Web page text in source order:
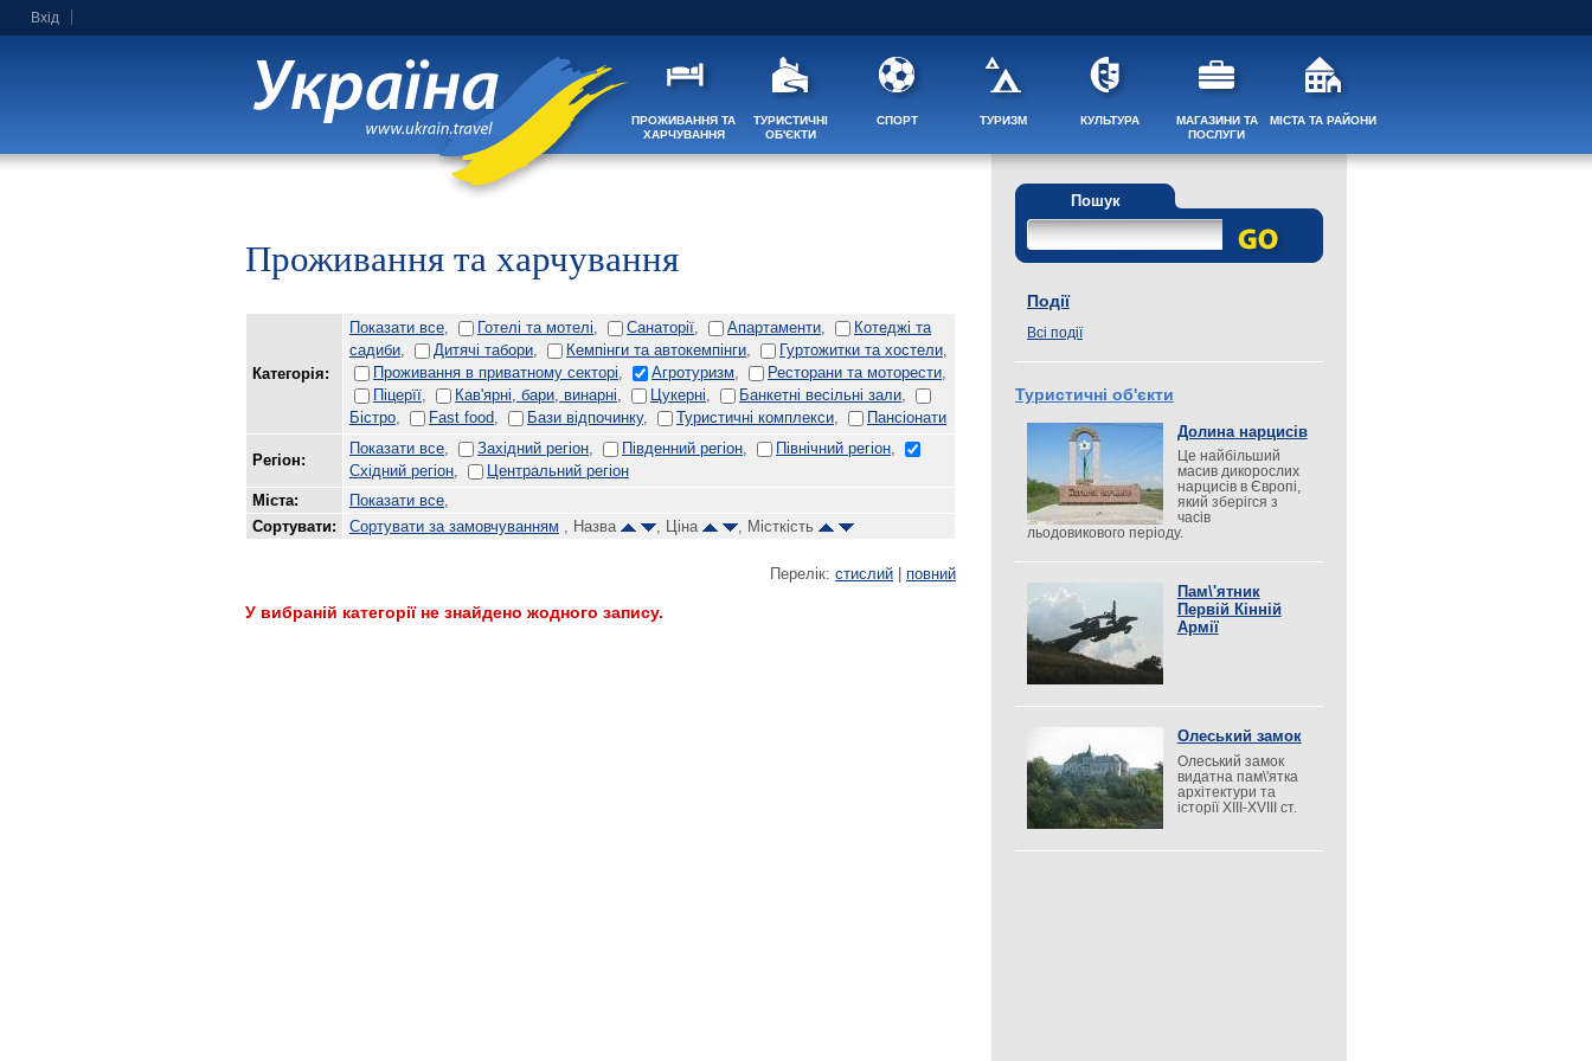
Вхід
ПРОЖИВАННЯ ТА
ХАРЧУВАННЯ
ТУРИСТИЧНІ
ОБ'ЄКТИ
СПОРТ ТУРИЗМ КУЛЬТУРА
МАГАЗИНИ ТА
ПОСЛУГИ
МІСТА ТА РАЙОНИ
Проживання та харчування
Категорія:
Показати все Готелі та мотелі Санаторії Апартаменти
Котеджі та
садиби
Дитячі табори Кемпінги та автокемпінги Гуртожитки та хостели
Проживання в приватному секторі
Агротуризм Ресторани та моторести
Піцерїї
Кав'ярні, бари, винарні Цукерні Банкетні весільні зали
Бістро
Fast food Бази відпочинку, Туристичні комплекси Пансіонати
Регіон:
Показати все Західний регіон Південний регіон Північний регіон
Східний регіон
Центральний регіон
Міста:
Показати все
Сортувати:
Сортувати за замовчуванням , Назва , Ціна , Місткість
Перелік: стислий повний
У вибраній категорії не знайдено жодного запису.
Пошук
Події
Всі події
Туристичні об'єкти
Долина нарцисів
Це найбільший
масив дикорослих
нарцисів в Європі,
який зберігся з
часів
льодовикового періоду.
Пам\'ятник
Первій Кінній
Армії
Олеський замок
Олеський замок
видатна пам\'ятка
архітектури та
історії XIII-XVIII ст.